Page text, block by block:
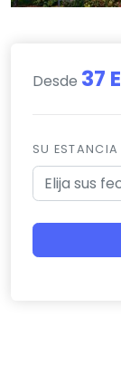
Desde 37
SU ESTANCIA